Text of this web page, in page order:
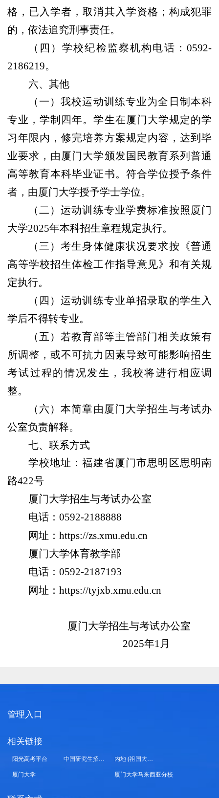
格，已入学者，取消其入学资格；构成犯罪
的，依法追究刑事责任。
（四）学校纪检监察机构电话：0592-
2186219。
六、其他
（一）我校运动训练专业为全日制本科
专业，学制四年。学生在厦门大学规定的学
习年限内，修完培养方案规定内容，达到毕
业要求，由厦门大学颁发国民教育系列普通
高等教育本科毕业证书。符合学位授予条件
者，由厦门大学授予学士学位。
（二）运动训练专业学费标准按照厦门
大学2025年本科招生章程规定执行。
（三）考生身体健康状况要求按《普通
高等学校招生体检工作指导意见》和有关规
定执行。
（四）运动训练专业单招录取的学生入
学后不得转专业。
（五）若教育部等主管部门相关政策有
所调整，或不可抗力因素导致可能影响招生
考试过程的情况发生，我校将进行相应调
整。
（六）本简章由厦门大学招生与考试办
公室负责解释。
七、联系方式
学校地址：福建省厦门市思明区思明南
路422号
厦门大学招生与考试办公室
电话：0592-2188888
网址： https://zs.xmu.edu.cn
厦门大学体育教学部
电话：0592-2187193
网址： https://tyjxb.xmu.edu.cn
厦门大学招生与考试办公室
2025年1月
管理入口
相关链接
阳光高考平台 中国研究生招生信息网 内地 (祖国大陆) 高校面向港澳台招生信息网
厦门大学 厦门大学马来西亚分校